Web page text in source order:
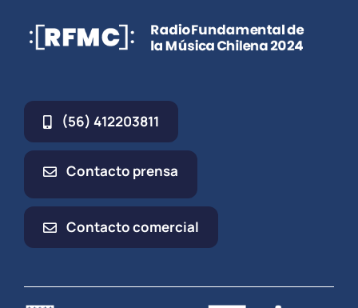
(56) 412203811
Contacto prensa
Contacto comercial